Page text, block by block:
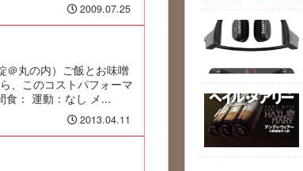
2009.07.25
＠丸の内）ご飯とお味噌
、このコストパフォーマ
食： 運動：なし メ...
2013.04.11